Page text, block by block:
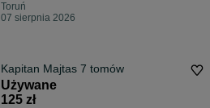
Toruń
07 sierpnia 2026
Kapitan Majtas 7 tomów
Używane
125 zł